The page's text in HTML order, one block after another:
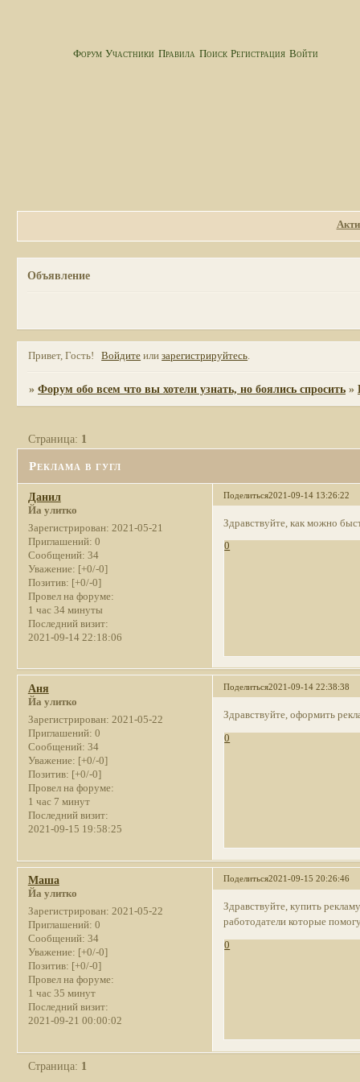
Форум Участники Правила Поиск Регистрация Войти
Объявление
Привет, Гость! Войдите илизарегистрируйтесь.
»Форум обо всем что вы хотели узнать, но боялись спросить »
Реклама в гугл
Страница: 1
Поделиться2021-09-14 13:26:22
Данил
Йа улитко
Зарегистрирован: 2021-05-21
Приглашений: 0
Сообщений: 34
Уважение: [+0/-0]
Позитив: [+0/-0]
Провел на форуме:
1 час 34 минуты
Последний визит:
2021-09-14 22:18:06
Здравствуйте, как можно
0
Поделиться2021-09-14 22:38:38
Аня
Йа улитко
Зарегистрирован: 2021-05-22
Приглашений: 0
Сообщений: 34
Уважение: [+0/-0]
Позитив: [+0/-0]
Провел на форуме:
1 час 7 минут
Последний визит:
2021-09-15 19:58:25
Здравствуйте, оформить
0
Поделиться2021-09-15 20:26:46
Маша
Йа улитко
Зарегистрирован: 2021-05-22
Приглашений: 0
Сообщений: 34
Уважение: [+0/-0]
Позитив: [+0/-0]
Провел на форуме:
1 час 35 минут
Последний визит:
2021-09-21 00:00:02
Здравствуйте, купить
работодатели которые
0
Страница: 1